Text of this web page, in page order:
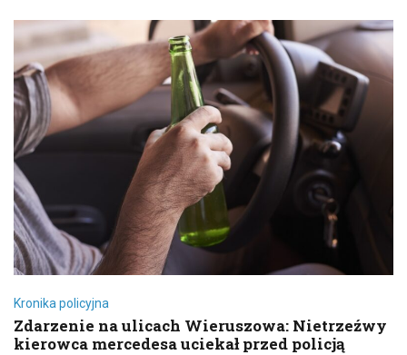
Kronika policyjna
Zdarzenie na ulicach Wieruszowa: Nietrzeźwy
kierowca mercedesa uciekał przed policją